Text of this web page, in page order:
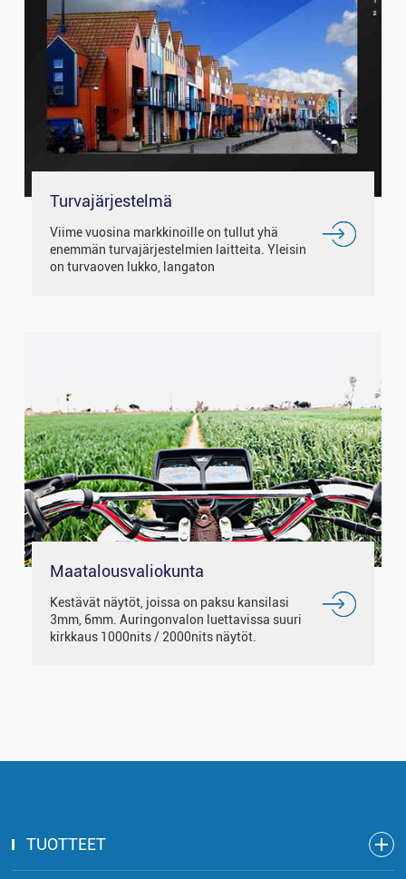
Turvajärjestelmä
Viime vuosina markkinoille on tullut yhä
enemmän turvajärjestelmien laitteita. Yleisin
on turvaoven lukko, langaton
Maatalousvaliokunta
Kestävät näytöt, joissa on paksu kansilasi
3mm, 6mm. Auringonvalon luettavissa suuri
kirkkaus 1000nits / 2000nits näytöt.
TUOTTEET